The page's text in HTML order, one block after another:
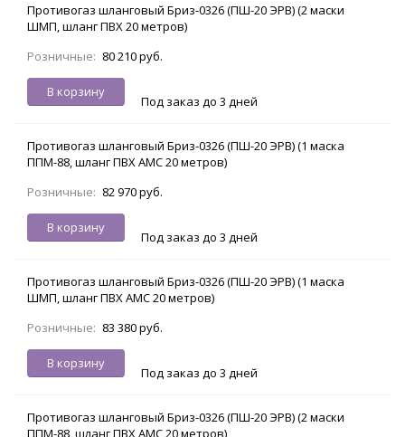
Противогаз шланговый Бриз-0326 (ПШ-20 ЭРВ) (2 маски
ШМП, шланг ПВХ 20 метров)
Розничные: 80 210 руб.
В корзину
Под заказ до 3 дней
Противогаз шланговый Бриз-0326 (ПШ-20 ЭРВ) (1 маска
ППМ-88, шланг ПВХ АМС 20 метров)
Розничные: 82 970 руб.
В корзину
Под заказ до 3 дней
Противогаз шланговый Бриз-0326 (ПШ-20 ЭРВ) (1 маска
ШМП, шланг ПВХ АМС 20 метров)
Розничные: 83 380 руб.
В корзину
Под заказ до 3 дней
Противогаз шланговый Бриз-0326 (ПШ-20 ЭРВ) (2 маски
ППМ-88, шланг ПВХ АМС 20 метров)